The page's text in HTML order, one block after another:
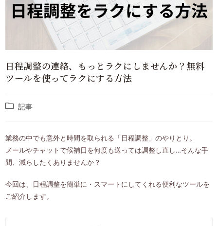
日程調整の連絡、もっとラクにしませんか？無料
ツールを使ってラクにする方法
記事
業務の中でも意外と時間を取られる「日程調整」のやりとり。
メールやチャットで候補日を何度も送っては調整し直し…そんな手
間、減らしたくありませんか？
今回は、日程調整を簡単に・スマートにしてくれる便利なツールを
ご紹介します。